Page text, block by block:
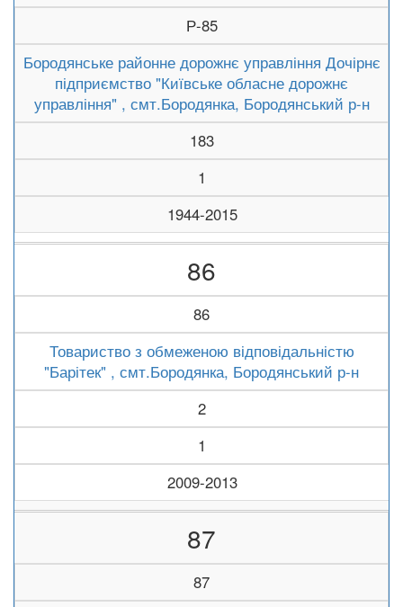
Р-85
Бородянське районне дорожнє управління Дочірнє
підприємство "Київське обласне дорожнє
управління" , смт.Бородянка, Бородянський р-н
183
1
1944-2015
86
86
Товариство з обмеженою відповідальністю
"Барітек" , смт.Бородянка, Бородянський р-н
2
1
2009-2013
87
87